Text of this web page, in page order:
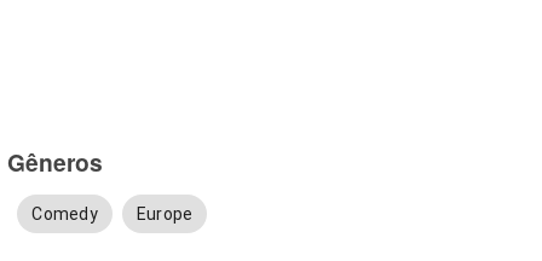
Gêneros
Comedy Europe